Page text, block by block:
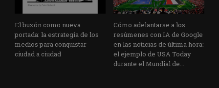
El buzón como nueva
portada: la estrategia de los
medios para conquistar
ciudad a ciudad
Cómo adelantarse a los
resúmenes con IA de Google
en las noticias de última hora:
el ejemplo de USA Today
durante el Mundial de...